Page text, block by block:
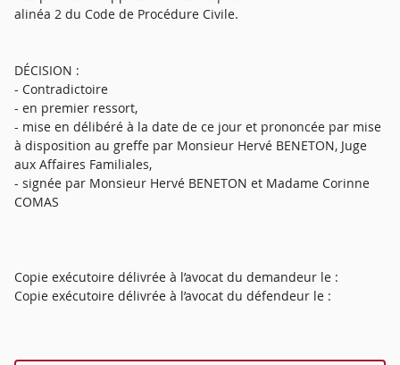
alinéa 2 du Code de Procédure Civile.
DÉCISION :
- Contradictoire
- en premier ressort,
- mise en délibéré à la date de ce jour et prononcée par mise
à disposition au greffe par Monsieur Hervé BENETON, Juge
aux Affaires Familiales,
- signée par Monsieur Hervé BENETON et Madame Corinne
COMAS
Copie exécutoire délivrée à l’avocat du demandeur le :
Copie exécutoire délivrée à l’avocat du défendeur le :